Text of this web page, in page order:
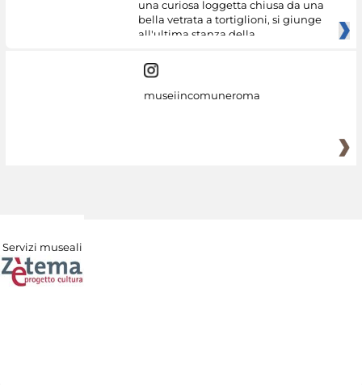
una curiosa loggetta chiusa da una
bella vetrata a tortiglioni, si giunge
all'ultima stanza della
museiincomuneroma
Servizi museali